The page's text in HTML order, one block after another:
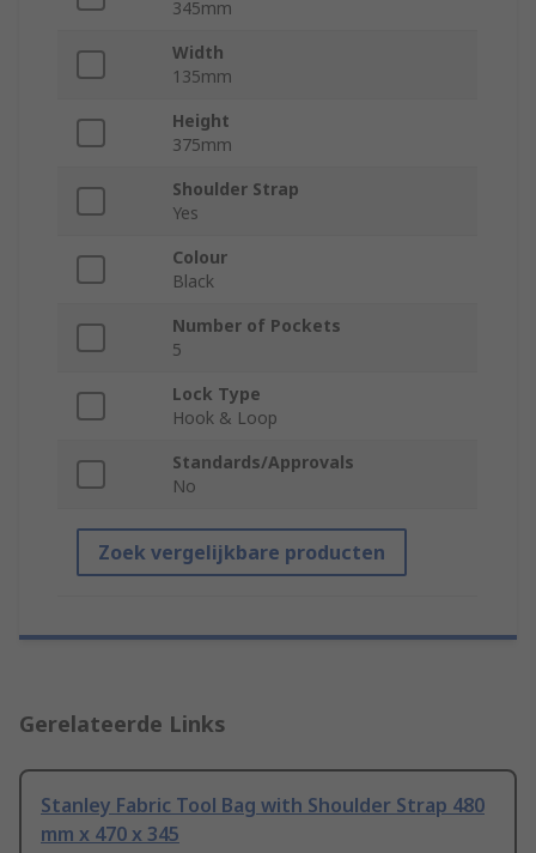
345mm
Width
135mm
Height
375mm
Shoulder Strap
Yes
Colour
Black
Number of Pockets
5
Lock Type
Hook & Loop
Standards/Approvals
No
Zoek vergelijkbare producten
Gerelateerde Links
Stanley Fabric Tool Bag with Shoulder Strap 480
mm x 470 x 345